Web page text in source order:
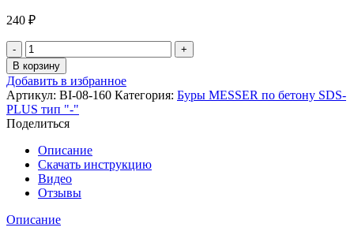
240 ₽
Количество
товара
Бур
MESSER
по
бетону
SDS-
PLUS
тип
"-
"
8х160(100)
В корзину
Добавить в избранное
Артикул: BI-08-160 Категория: Буры MESSER по бетону SDS-
PLUS тип "-"
Поделиться
Описание
Скачать инструкцию
Видео
Отзывы
Описание